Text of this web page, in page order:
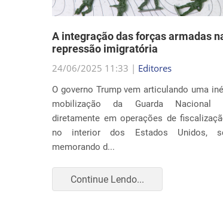
A integração das forças armadas
repressão imigratória
24/06/2025 11:33 |Editores
mobilização da Guarda Nacional
diretamente em operações de
no interior dos Estados Unidos,
memorando d...
Continue Lendo...